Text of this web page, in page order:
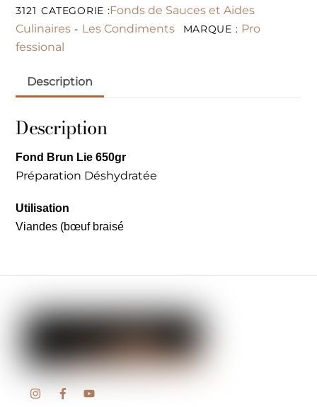
3121 CATEGORIE :Fonds de Sauces et Aides
Culinaires - Les Condiments MARQUE : Pro
fessional
Description
Description
Fond Brun Lie 650gr
Préparation Déshydratée
Utilisation
Viandes (bœuf braisé